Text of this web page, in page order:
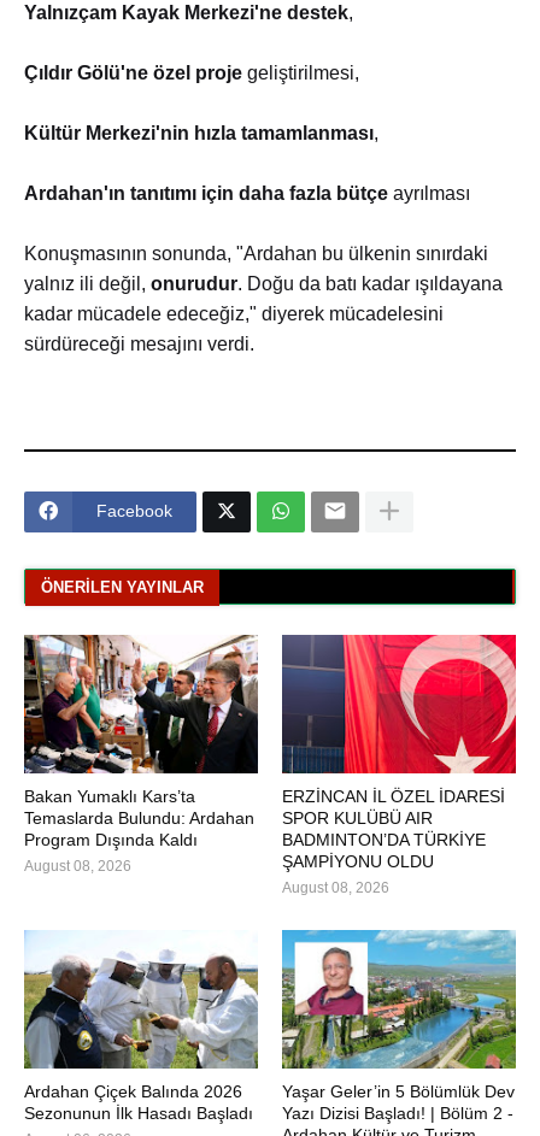
Yalnızçam Kayak Merkezi'ne destek,
Çıldır Gölü'ne özel proje geliştirilmesi,
Kültür Merkezi'nin hızla tamamlanması,
Ardahan'ın tanıtımı için daha fazla bütçe ayrılması
Konuşmasının sonunda, "Ardahan bu ülkenin sınırdaki
yalnız ili değil, onurudur. Doğu da batı kadar ışıldayana
kadar mücadele edeceğiz," diyerek mücadelesini
sürdüreceği mesajını verdi.
Facebook
ÖNERILEN YAYINLAR
Bakan Yumaklı Kars’ta
Temaslarda Bulundu: Ardahan
Program Dışında Kaldı
August 08, 2026
ERZİNCAN İL ÖZEL İDARESİ
SPOR KULÜBÜ AIR
BADMINTON’DA TÜRKİYE
ŞAMPİYONU OLDU
August 08, 2026
Ardahan Çiçek Balında 2026
Sezonunun İlk Hasadı Başladı
Yaşar Geler’in 5 Bölümlük Dev
Yazı Dizisi Başladı! | Bölüm 2 -